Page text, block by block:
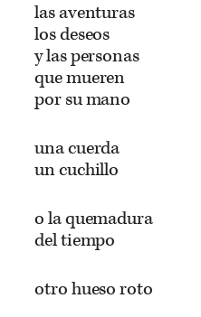
las aventuras
los deseos
y las personas
que mueren
por su mano
una cuerda
un cuchillo
o la quemadura
del tiempo
otro hueso roto